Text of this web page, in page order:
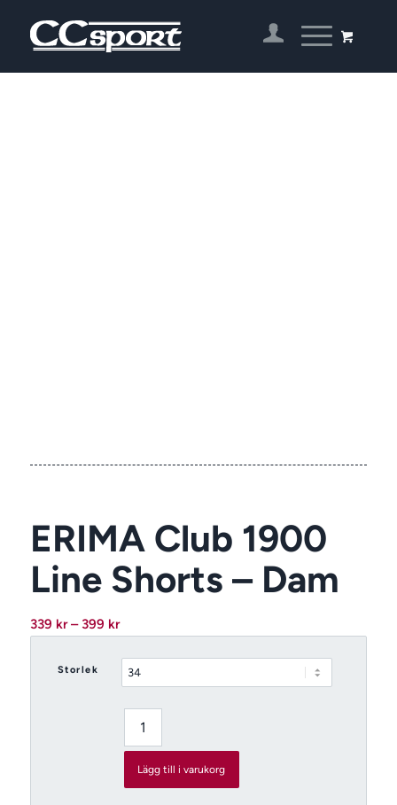
ERIMA Club 1900
Line Shorts – Dam
339 kr – 399 krPrisintervall:
till
399 kr
Storlek
Lägg till i varukorg